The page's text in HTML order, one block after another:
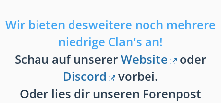
Wir bieten desweitere noch mehrere
niedrige Clan's an!
Schau auf unsererWebsite
oder
Discord
vorbei.
Oder lies dir unseren Forenpost